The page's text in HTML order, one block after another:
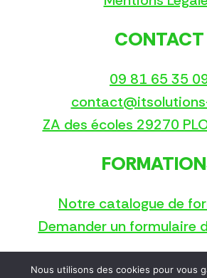
CONTACT
09 81 65 35
ZA des écoles 29270
Notre catalogue de
Demander un formulaire
Copyright © 2025
Nous utilisons des cookies pour vous